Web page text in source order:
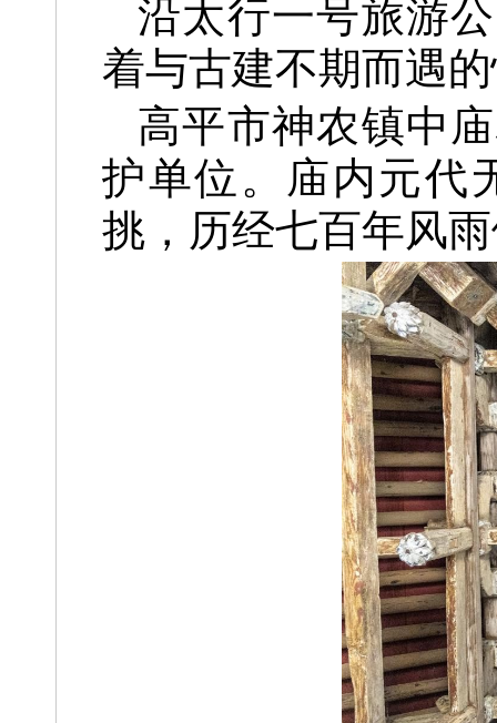
沿太行一号旅游
着与古建不期而遇
高平市神农镇中
护单位。庙内元代
挑，历经七百年风